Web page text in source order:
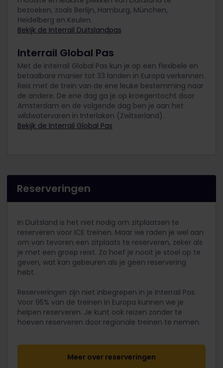
bezoeken, zoals Berlijn, Hamburg, München,
Heidelberg en Keulen.
Bekijk de Interrail Duitslandpas
Interrail Global Pas
Met de Interrail Global Pas kun je op een flexibele en
betaalbare manier tot 33 landen in Europa verkennen.
Reis met de trein van de ene leuke bestemming naar
de andere. De ene dag ga je op kroegentocht door
Amsterdam en de volgende dag ben je aan het
wildwatervaren in Interlaken (Zwitserland).
Bekijk de Interrail Global Pas
Reserveringen
In Duitsland is het niet nodig om zitplaatsen te
reserveren voor ICE treinen. Maar we raden je wel aan
om van tevoren een zitplaats te reserveren, zeker als
je met een groep reist. Zo hoef je nooit je stoel op te
geven, wat kan gebeuren als je geen reservering
hebt.
Reserveringen zijn niet inbegrepen in je Interrail Pas.
Voor 95% van de treinen in Europa kunnen we je
helpen reserveren. Je kunt ook reizen zonder te
hoeven reserveren door regionale treinen te nemen.
Meer over reserveringen